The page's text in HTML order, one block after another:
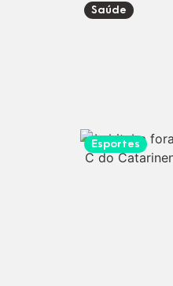
Saúde
Esportes